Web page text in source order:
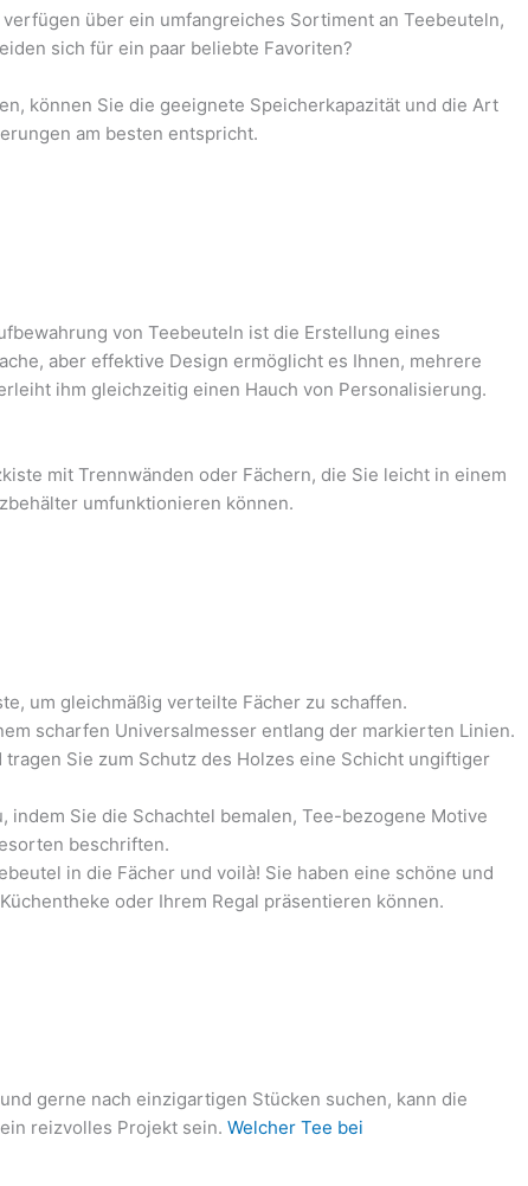
über ein umfangreiches Sortiment an Teebeuteln,
sich für ein paar beliebte Favoriten?
können Sie die geeignete Speicherkapazität und die Art
am besten entspricht.
von Teebeuteln ist die Erstellung eines
aber effektive Design ermöglicht es Ihnen, mehrere
ihm gleichzeitig einen Hauch von Personalisierung.
mit Trennwänden oder Fächern, die Sie leicht in einem
umfunktionieren können.
um gleichmäßig verteilte Fächer zu schaffen.
scharfen Universalmesser entlang der markierten Linien.
Sie zum Schutz des Holzes eine Schicht ungiftiger
indem Sie die Schachtel bemalen, Tee-bezogene Motive
beschriften.
in die Fächer und voilà! Sie haben eine schöne und
oder Ihrem Regal präsentieren können.
gerne nach einzigartigen Stücken suchen, kann die
reizvolles Projekt sein. Welcher Tee bei